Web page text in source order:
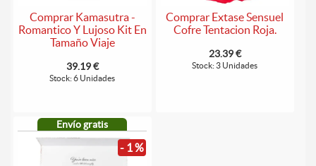
Comprar Kamasutra -
Romantico Y Lujoso Kit En
Tamaño Viaje
39.19 €
Stock: 6 Unidades
Comprar Extase Sensuel
Cofre Tentacion Roja.
23.39 €
Stock: 3 Unidades
Envío gratis
- 1 %